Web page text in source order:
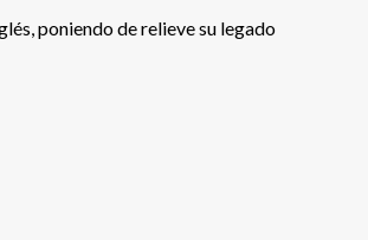
poniendo de relieve su legado